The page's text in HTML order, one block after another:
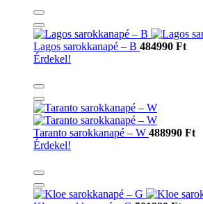
Lagos sarokkanapé – B 484990 Ft
Érdekel!
Taranto sarokkanapé – W 488990 Ft
Érdekel!